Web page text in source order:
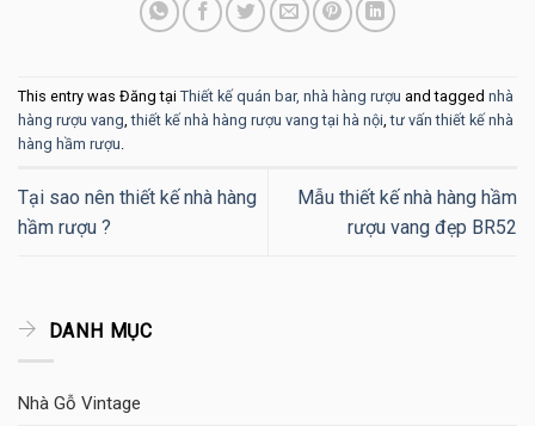
This entry was Đăng tại Thiết kế quán bar, nhà hàng rượu and tagged nhà
hàng rượu vang,thiết kế nhà hàng rượu vang tại hà nội,tư vấn thiết kế nhà
hàng hầm rượu.
Tại sao nên thiết kế nhà hàng
hầm rượu ?
Mẫu thiết kế nhà hàng hầm
rượu vang đẹp BR52
DANH MỤC
Nhà Gỗ Vintage